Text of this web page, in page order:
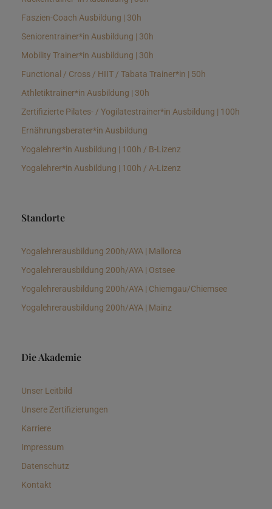
Faszien-Coach Ausbildung | 30h
Seniorentrainer*in Ausbildung | 30h
Mobility Trainer*in Ausbildung | 30h
Functional / Cross / HIIT / Tabata Trainer*in | 50h
Athletiktrainer*in Ausbildung | 30h
Zertifizierte Pilates- / Yogilatestrainer*in Ausbildung | 100h
Ernährungsberater*in Ausbildung
Yogalehrer*in Ausbildung | 100h / B-Lizenz
Yogalehrer*in Ausbildung | 100h / A-Lizenz
Standorte
Yogalehrerausbildung 200h/AYA | Mallorca
Yogalehrerausbildung 200h/AYA | Ostsee
Yogalehrerausbildung 200h/AYA | Chiemgau/Chiemsee
Yogalehrerausbildung 200h/AYA | Mainz
Die Akademie
Unser Leitbild
Unsere Zertifizierungen
Karriere
Impressum
Datenschutz
Kontakt